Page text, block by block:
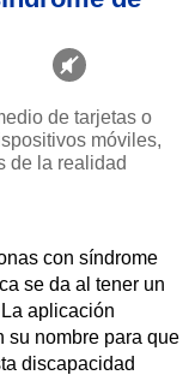
de tarjetas o
móviles,
de la realidad
con síndrome
se da al tener un
aplicación
su nombre para que
discapacidad